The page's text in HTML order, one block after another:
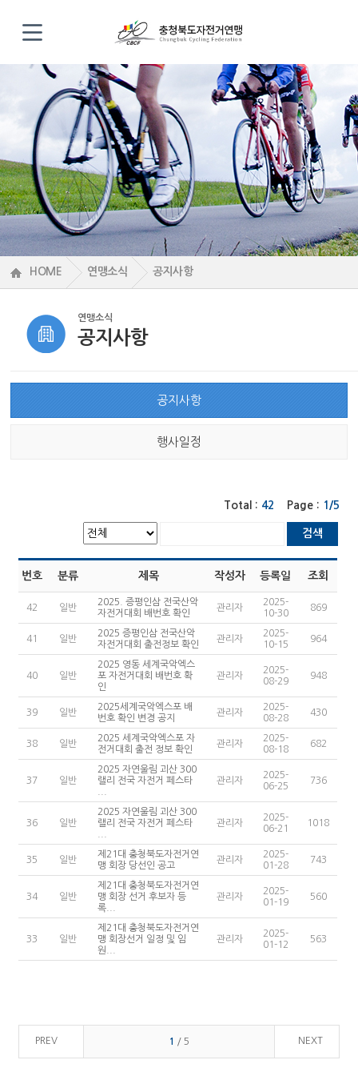
HOME 연맹소식 공지사항
연맹소식
공지사항
공지사항
행사일정
검색
Total : 42 Page : 1/5
번호 분류 제목 작성자 등록일 조회
42 일반
2025. 증평인삼 전국산악
자전거대회 배번호 확인
관리자
2025-
10-30
869
41 일반
2025 증평인삼 전국산악
자전거대회 출전정보 확인
관리자
2025-
10-15
964
40 일반
2025 영동 세계국악엑스
포 자전거대회 배번호 확
인
관리자
2025-
08-29
948
39 일반
2025세계국악엑스포 배
번호 확인 변경 공지
관리자
2025-
08-28
430
38 일반
2025 세계국악엑스포 자
전거대회 출전 정보 확인
관리자
2025-
08-18
682
37 일반
2025 자연울림 괴산 300
랠리 전국 자전거 페스타
...
관리자
2025-
06-25
736
36 일반
2025 자연울림 괴산 300
랠리 전국 자전거 페스타
...
관리자
2025-
06-21
1018
35 일반
제21대 충청북도자전거연
맹 회장 당선인 공고
관리자
2025-
01-28
743
34 일반
제21대 충청북도자전거연
맹 회장 선거 후보자 등
록...
관리자
2025-
01-19
560
33 일반
제21대 충청북도자전거연
맹 회장선거 일정 및 임
원...
관리자
2025-
01-12
563
PREV 1 / 5 NEXT